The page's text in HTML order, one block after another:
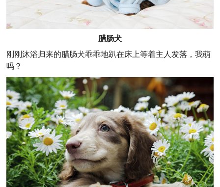
腊肠犬
刚刚沐浴归来的腊肠犬乖乖地趴在床上等着主人发落，我萌
吗？